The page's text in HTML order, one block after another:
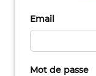
Email
Mot de passe